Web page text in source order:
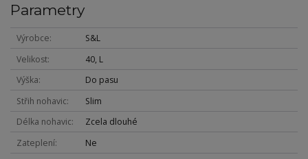
Parametry
Výrobce
S&L
Velikost
40, L
Výška
Do pasu
Střih nohavic
Slim
Délka nohavic
Zcela dlouhé
Zateplení
Ne